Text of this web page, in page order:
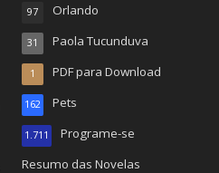
Orlando
97
Paola Tucunduva
31
PDF para Download
1
Pets
162
Programe-se
1.711
Resumo das Novelas